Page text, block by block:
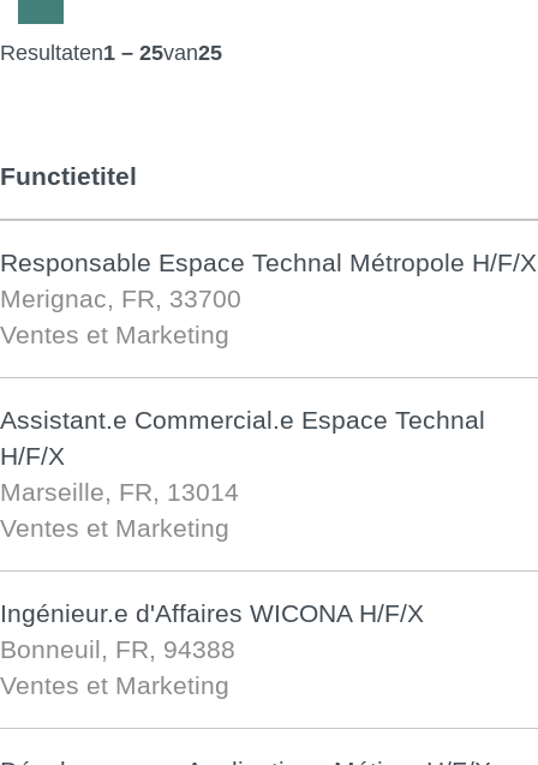
Resultaten1 – 25van25
Functietitel
Responsable Espace Technal Métropole H/F/X
Merignac, FR, 33700
Ventes et Marketing
Assistant.e Commercial.e Espace Technal
H/F/X
Marseille, FR, 13014
Ventes et Marketing
Ingénieur.e d'Affaires WICONA H/F/X
Bonneuil, FR, 94388
Ventes et Marketing